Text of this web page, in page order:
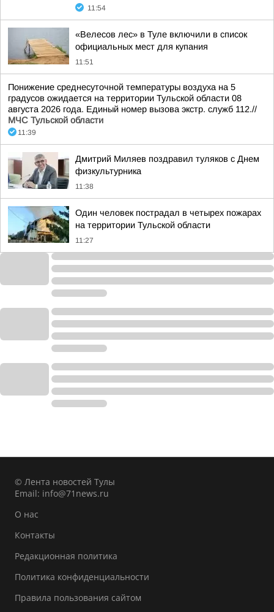
11:54
«Велесов лес» в Туле включили в список
официальных мест для купания
11:51
Понижение среднесуточной температуры воздуха на 5
градусов ожидается на территории Тульской области 08
августа 2026 года. Единый номер вызова экстр. служб 112.//
МЧС Тульской области
11:39
Дмитрий Миляев поздравил туляков с Днем
физкультурника
11:38
Один человек пострадал в четырех пожарах
на территории Тульской области
11:27
© Лента новостей Тулы
Email: info@71news.ru
О нас
Контакты
Редакционная политика
Политика конфиденциальности
Правила пользования сайтом